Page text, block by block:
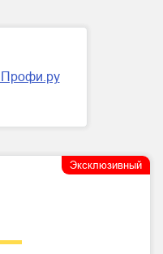
Эксклюзивный